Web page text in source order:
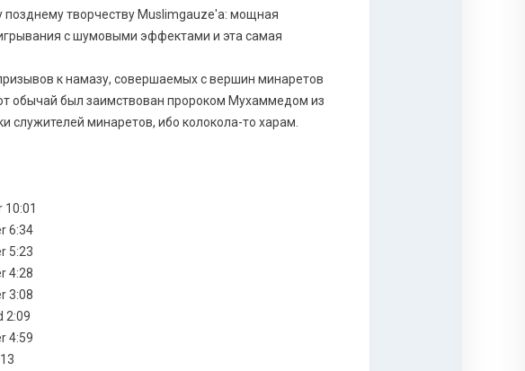
позднему творчеству Muslimgauze'а: мощная
с шумовыми эффектами и эта самая
служителей минаретов, ибо колокола-то харам.
10:01
6:34
5:23
4:28
3:08
2:09
4:59